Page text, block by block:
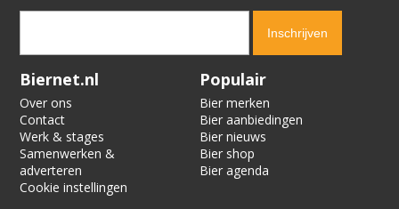
Verification code:
Biernet.nl
Over ons
Contact
Werk & stages
Samenwerken &
adverteren
Cookie instellingen
Populair
Bier merken
Bier aanbiedingen
Bier nieuws
Bier shop
Bier agenda